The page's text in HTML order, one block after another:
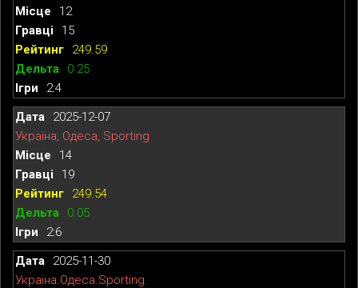
12
15
249.59
0.25
2:4
2025-12-07
Україна, Одеса, Sporting
14
19
249.54
0.05
2:6
2025-11-30
Україна.Одеса.Sporting.